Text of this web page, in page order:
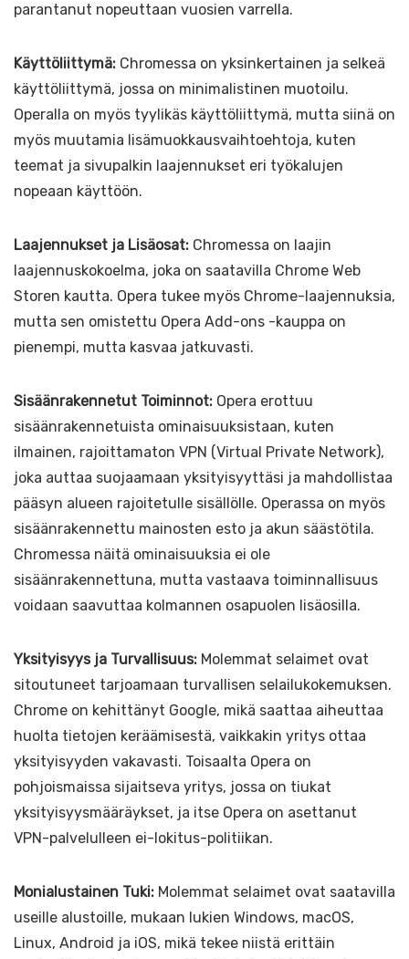
parantanut nopeuttaan vuosien varrella.
Käyttöliittymä: Chromessa on yksinkertainen ja selkeä
käyttöliittymä, jossa on minimalistinen muotoilu.
Operalla on myös tyylikäs käyttöliittymä, mutta siinä on
myös muutamia lisämuokkausvaihtoehtoja, kuten
teemat ja sivupalkin laajennukset eri työkalujen
nopeaan käyttöön.
Laajennukset ja Lisäosat: Chromessa on laajin
laajennuskokoelma, joka on saatavilla Chrome Web
Storen kautta. Opera tukee myös Chrome-laajennuksia,
mutta sen omistettu Opera Add-ons -kauppa on
pienempi, mutta kasvaa jatkuvasti.
Sisäänrakennetut Toiminnot: Opera erottuu
sisäänrakennetuista ominaisuuksistaan, kuten
ilmainen, rajoittamaton VPN (Virtual Private Network),
joka auttaa suojaamaan yksityisyyttäsi ja mahdollistaa
pääsyn alueen rajoitetulle sisällölle. Operassa on myös
sisäänrakennettu mainosten esto ja akun säästötila.
Chromessa näitä ominaisuuksia ei ole
sisäänrakennettuna, mutta vastaava toiminnallisuus
voidaan saavuttaa kolmannen osapuolen lisäosilla.
Yksityisyys ja Turvallisuus: Molemmat selaimet ovat
sitoutuneet tarjoamaan turvallisen selailukokemuksen.
Chrome on kehittänyt Google, mikä saattaa aiheuttaa
huolta tietojen keräämisestä, vaikkakin yritys ottaa
yksityisyyden vakavasti. Toisaalta Opera on
pohjoismaissa sijaitseva yritys, jossa on tiukat
yksityisyysmääräykset, ja itse Opera on asettanut
VPN-palvelulleen ei-lokitus-politiikan.
Monialustainen Tuki: Molemmat selaimet ovat saatavilla
useille alustoille, mukaan lukien Windows, macOS,
Linux, Android ja iOS, mikä tekee niistä erittäin